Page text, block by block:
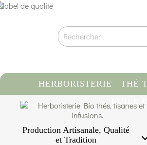
HERBORISTERIE THÉ
HUILE
Production Artisanale, Qualité
et Tradition